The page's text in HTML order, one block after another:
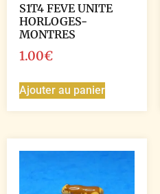
S1T4 FEVE UNITE
HORLOGES-
MONTRES
1.00€
Ajouter au panier